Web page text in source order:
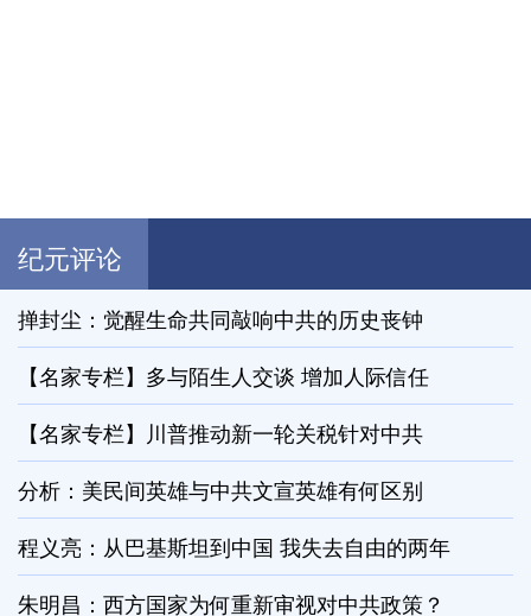
纪元评论
掸封尘：觉醒生命共同敲响中共的历史丧钟
【名家专栏】多与陌生人交谈 增加人际信任
【名家专栏】川普推动新一轮关税针对中共
分析：美民间英雄与中共文宣英雄有何区别
程义亮：从巴基斯坦到中国 我失去自由的两年
朱明昌：西方国家为何重新审视对中共政策？